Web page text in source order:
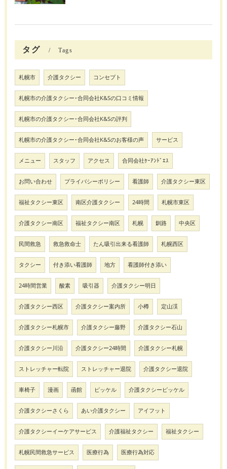
タグ Tags
札幌市 介護タクシー コンセプト
札幌市の介護タクシー･合同会社K&Sの口コミ情報
札幌市の介護タクシー･合同会社K&Sの評判
札幌市の介護タクシー･合同会社K&Sのお客様の声 サービス
メニュー スタッフ アクセス 合同会社ｹｰｱﾝﾄﾞｴｽ
お問い合わせ プライバシーポリシー 看護師 介護タクシー東区
福祉タクシー東区 南区介護タクシー 24時間 札幌市東区
介護タクシー南区 福祉タクシー南区 札幌 釧路 中央区
民間救急 救急救命士 たん吸引出来る看護師 札幌西区
タクシー 付き添い看護師 地方 看護師付き添い
24時間営業 酸素 吸引器 介護タクシー明日
介護タクシー西区 介護タクシー案内所 小樽 定山渓
介護タクシー札幌市 介護タクシー藤野 介護タクシー石山
介護タクシー川沿 介護タクシー24時間 介護タクシー札幌
ストレッチャー転院 ストレッチャー退院 介護タクシー退院
車椅子 漫画 函館 ピッケル 介護タクシーピッケル
介護タクシーさくら あい介護タクシー アイフット
介護タクシーイーケアサービス 介護福祉タクシー 福祉タクシー
札幌民間救急サービス 医療行為 医療行為対応